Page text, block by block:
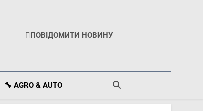
ПОВІДОМИТИ НОВИНУ
🔧 AGRO & AUTO